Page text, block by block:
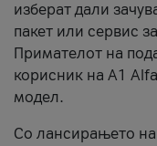
изберат дали
пакет или сервис
Примателот на
корисник на А1
модел.
Со лансирањето